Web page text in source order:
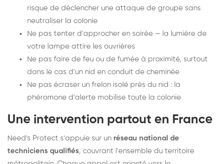
risque de déclencher une attaque de groupe sans
neutraliser la colonie
Ne pas tenter d'approcher en soirée — la lumière de
votre lampe attire les ouvrières
Ne pas faire de feu ou de fumée à proximité, surtout
dans le cas d'un nid en conduit de cheminée
Ne pas écraser un frelon isolé près du nid : la
phéromone d'alerte mobilise toute la colonie
Une intervention partout en France
Need's Protect s'appuie sur un réseau national de
techniciens qualifiés, couvrant l'ensemble du territoire